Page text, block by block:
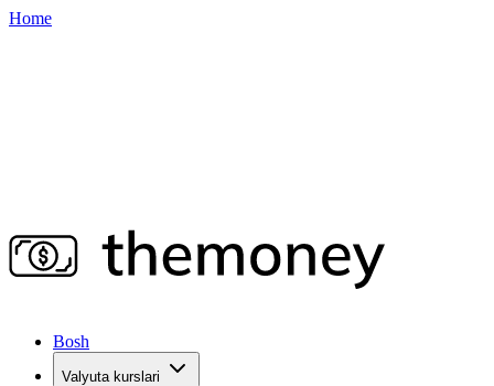
Home
Bosh
Valyuta kurslari